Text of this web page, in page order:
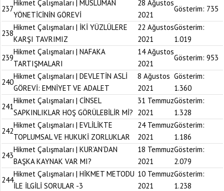
237
Hikmet Çalışmaları | MÜSLÜMAN
YÖNETİCİNİN GÖREVİ
28 Ağustos
2021
Gösterim: 735
238
Hikmet Çalışmaları | İKİ YÜZLÜLERE
KARŞI TAVRIMIZ
22 Ağustos
2021
Gösterim:
1.019
239
Hikmet Çalışmaları | NAFAKA
TARTIŞMALARI
14 Ağustos
2021
Gösterim: 953
240
Hikmet Çalışmaları | DEVLETİN ASLİ
GÖREVİ: EMNİYET VE ADALET
8 Ağustos
2021
Gösterim:
1.360
241
Hikmet Çalışmaları | CİNSEL
SAPKINLIKLAR HOŞ GÖRÜLEBİLİR Mİ?
31 Temmuz
2021
Gösterim:
1.328
242
Hikmet Çalışmaları | EVLİLİKTE
TOPLUMSAL VE HUKUKİ ZORLUKLAR
24 Temmuz
2021
Gösterim:
1.186
243
Hikmet Çalışmaları | KUR’AN’DAN
BAŞKA KAYNAK VAR MI?
18 Temmuz
2021
Gösterim:
2.079
244
Hikmet Çalışmaları | HİKMET METODU
İLE İLGİLİ SORULAR -3
10 Temmuz
2021
Gösterim:
1.238